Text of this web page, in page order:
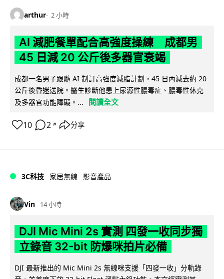
arthur 2 小時
AI 減肥餐單配合高強度操練 成都男
45 日減 20 公斤後多器官衰竭
成都一名男子跟隨 AI 制訂高強度減脂計劃，45 日內減去約 20
公斤後昏迷送院。醫生診斷他患上尿源性膿毒症、膿毒性休克
及多器官功能障礙。...
閱讀全文
10 2 ↗ 分享
3C科技 家居無線 影音產品
Vin 14 小時
DJI Mic Mini 2s 實測 四發一收同步獨
立錄音 32-bit 防爆咪拍片必備
DJI 最新推出的 Mic Mini 2s 無線咪支援「四發一收」分軌錄